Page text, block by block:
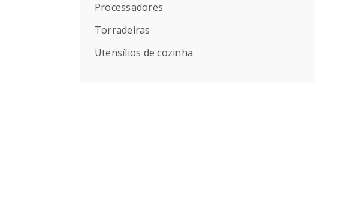
Processadores
Torradeiras
Utensílios de cozinha